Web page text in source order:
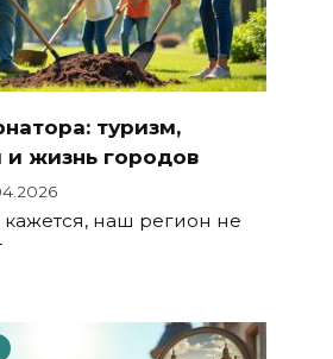
туризм,
и жизнь городов
кажется, наш регион не